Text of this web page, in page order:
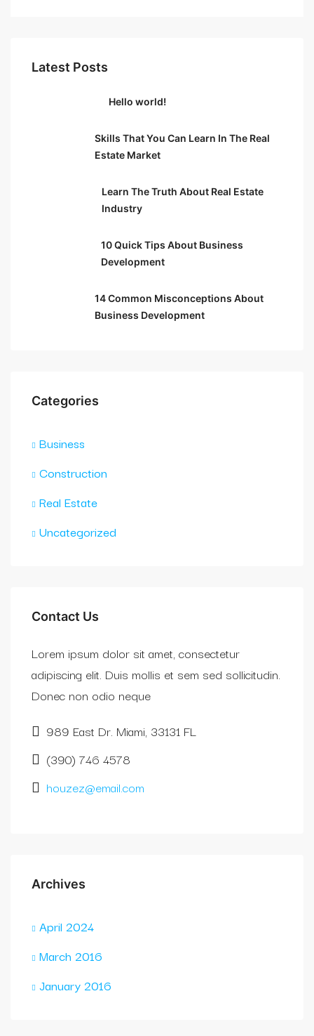
Latest Posts
Hello world!
Skills That You Can Learn In The Real
Estate Market
Learn The Truth About Real Estate
Industry
10 Quick Tips About Business
Development
14 Common Misconceptions About
Business Development
Categories
Business
Construction
Real Estate
Uncategorized
Contact Us
Lorem ipsum dolor sit amet, consectetur
adipiscing elit. Duis mollis et sem sed sollicitudin.
Donec non odio neque
989 East Dr. Miami, 33131 FL
(390) 746 4578
houzez@email.com
Archives
April 2024
March 2016
January 2016